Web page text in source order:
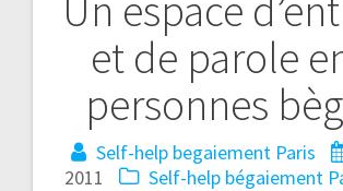
et de parole
personnes
Self-help begaiement Paris
2011
Self-help bégaiement
Navigation
l’article